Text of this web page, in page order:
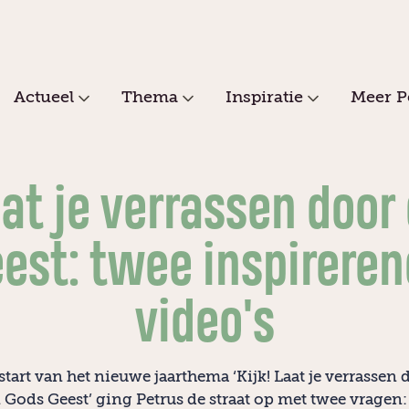
Actueel Thema Inspiratie Meer
je verrassen door
twee
video's
van het nieuwe jaarthema ‘Kijk! Laat je verrassen
Geest’ ging Petrus de straat op met twee vragen: